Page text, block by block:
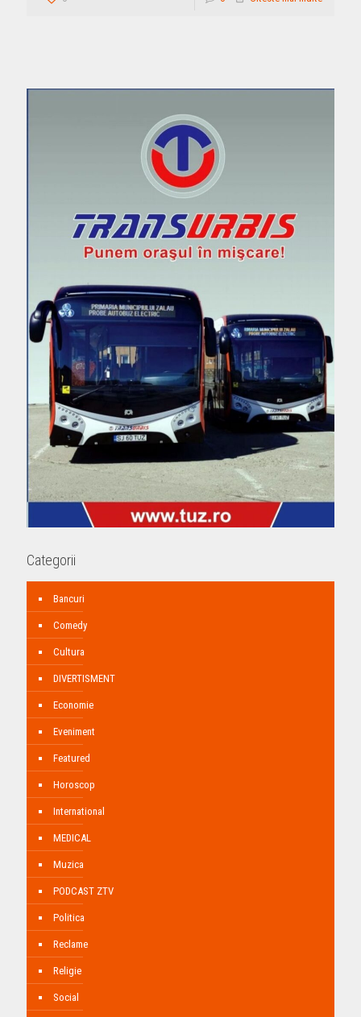
Categorii
Bancuri
Comedy
Cultura
DIVERTISMENT
Economie
Eveniment
Featured
Horoscop
International
MEDICAL
Muzica
PODCAST ZTV
Politica
Reclame
Religie
Social